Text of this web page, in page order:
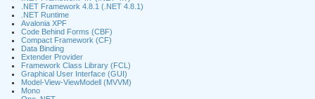
.NET Framework 4.8.1 (.NET 4.8.1)
.NET Runtime
Avalonia XPF
Code Behind Forms (CBF)
Compact Framework (CF)
Data Binding
Extender Provider
Framework Class Library (FCL)
Graphical User Interface (GUI)
Model-View-ViewModell (MVVM)
Mono